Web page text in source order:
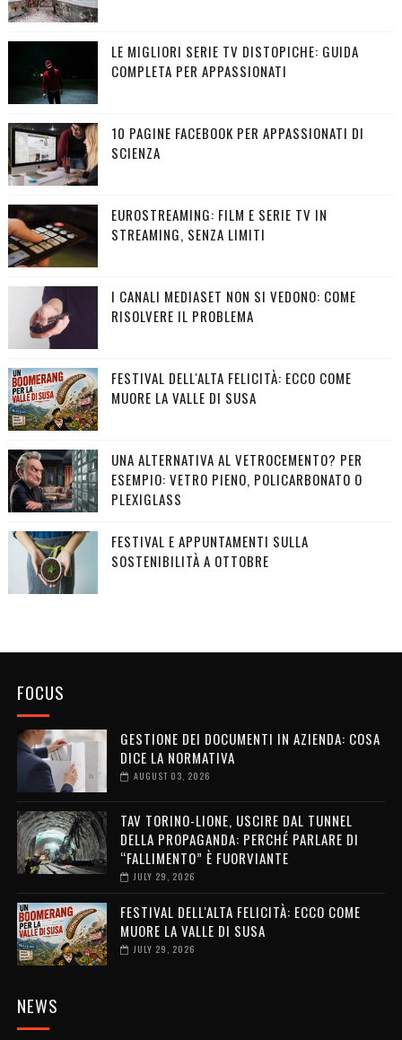
LE MIGLIORI SERIE TV DISTOPICHE: GUIDA
COMPLETA PER APPASSIONATI
10 PAGINE FACEBOOK PER APPASSIONATI DI
SCIENZA
EUROSTREAMING: FILM E SERIE TV IN
STREAMING, SENZA LIMITI
I CANALI MEDIASET NON SI VEDONO: COME
RISOLVERE IL PROBLEMA
FESTIVAL DELL'ALTA FELICITÀ: ECCO COME
MUORE LA VALLE DI SUSA
UNA ALTERNATIVA AL VETROCEMENTO? PER
ESEMPIO: VETRO PIENO, POLICARBONATO O
PLEXIGLASS
FESTIVAL E APPUNTAMENTI SULLA
SOSTENIBILITÀ A OTTOBRE
FOCUS
GESTIONE DEI DOCUMENTI IN AZIENDA: COSA
DICE LA NORMATIVA
AUGUST 03, 2026
TAV TORINO-LIONE, USCIRE DAL TUNNEL
DELLA PROPAGANDA: PERCHÉ PARLARE DI
“FALLIMENTO” È FUORVIANTE
JULY 29, 2026
FESTIVAL DELL'ALTA FELICITÀ: ECCO COME
MUORE LA VALLE DI SUSA
JULY 29, 2026
NEWS